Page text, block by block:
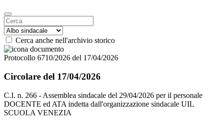
Cerca anche nell'archivio storico
Protocollo 6710/2026 del 17/04/2026
Circolare del 17/04/2026
C.I. n. 266 - Assemblea sindacale del 29/04/2026 per il personale
DOCENTE ed ATA indetta dall'organizzazione sindacale UIL
SCUOLA VENEZIA